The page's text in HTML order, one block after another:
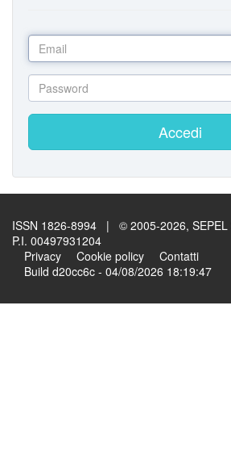
Accedi
ISSN 1826-8994 | © 2005-2026, SEPEL
P.I. 00497931204
Privacy
Cookie policy
Contatti
Build d20cc6c - 04/08/2026 18:19:47